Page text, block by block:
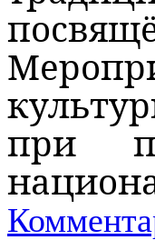
при